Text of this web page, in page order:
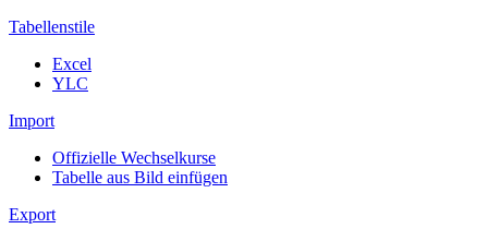
Tabellenstile
Excel
YLC
Import
Offizielle Wechselkurse
Tabelle aus Bild einfügen
Export